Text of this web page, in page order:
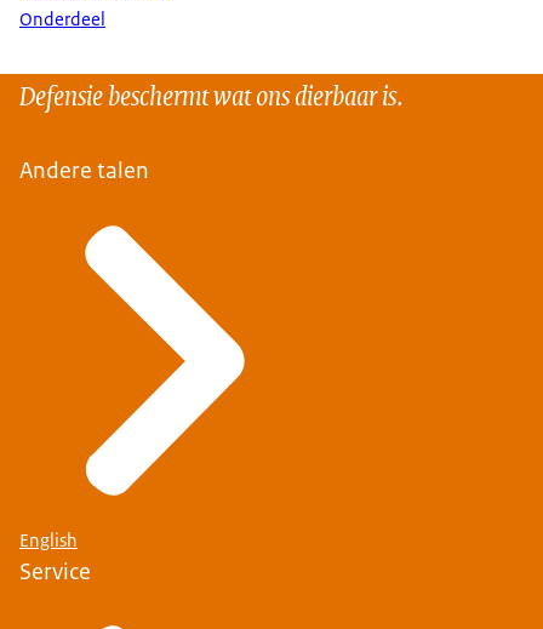
Onderdeel
Defensie beschermt wat ons dierbaar is.
Andere talen
English
Service